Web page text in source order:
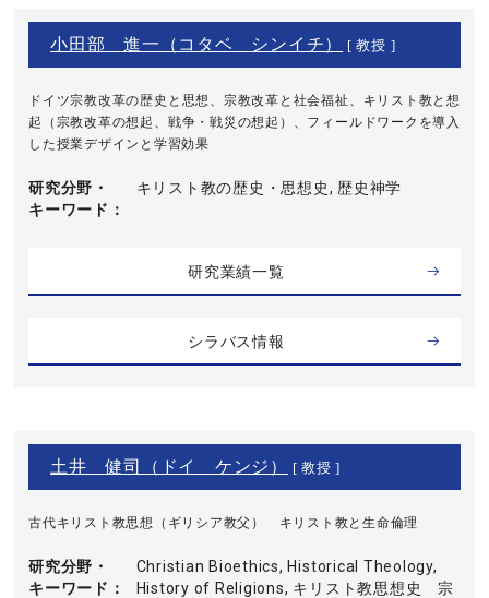
小田部 進一（コタベ シンイチ） [ 教授 ]
ドイツ宗教改革の歴史と思想、宗教改革と社会福祉、キリスト教と想
起（宗教改革の想起、戦争・戦災の想起）、フィールドワークを導入
した授業デザインと学習効果
研究分野・
キーワード
キリスト教の歴史・思想史, 歴史神学
研究業績一覧
シラバス情報
土井 健司（ドイ ケンジ） [ 教授 ]
古代キリスト教思想（ギリシア教父） キリスト教と生命倫理
研究分野・
キーワード
Christian Bioethics, Historical Theology,
History of Religions, キリスト教思想史 宗